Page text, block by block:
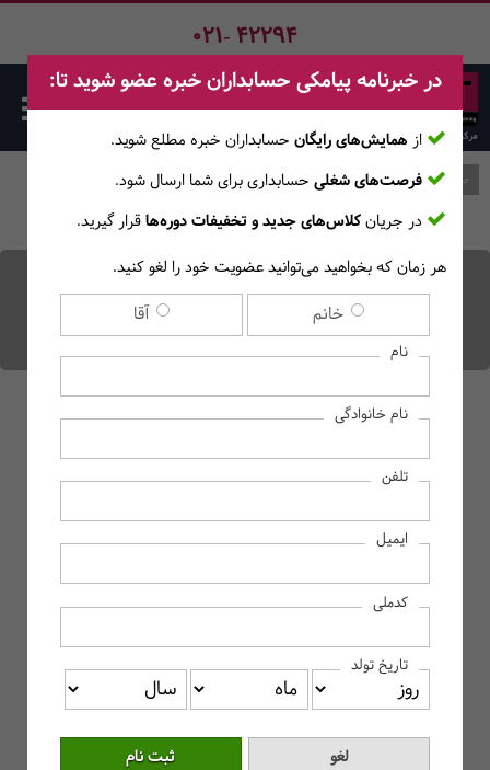
021- 42294
چیست؟
صفحه اصلی وبلاگ
پول هوشمند (Smart Money) چیست؟
تفاوت پول هوشمند با سرمایه‌گذاری خرد
افزایش ناگهانی حجم معاملات
رشد تدریجی قیمت قبل از اخبار
حمایت‌های مکرر در نقاط خاص
در خبرنامه پیامکی حسابداران خبره عضو شوید تا:
از همایش‌های رایگان حسابداران خبره مطلع ‎شوید.
فرصت‌های شغلی حسابداری برای شما ارسال شود.
در جریانکلاس‌های جدید و تخفیفات دوره‌هاقرار گیرید.
هر زمان که بخواهید می‌توانید عضویت خود را لغو کنید.
خانم آقا
نام
نام خانوادگی
تلفن
ایمیل
کدملی
تاریخ تولد